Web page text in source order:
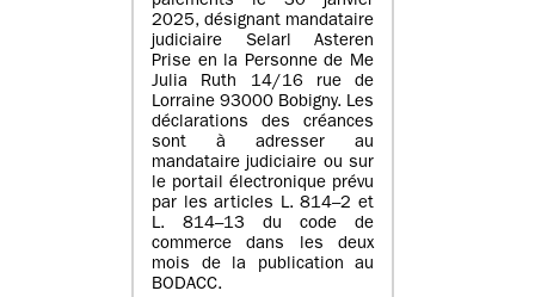
2025, désignant mandataire
judiciaire Selarl Asteren
Prise en la Personne de Me
Julia Ruth 14/16 rue de
Lorraine 93000 Bobigny. Les
déclarations des créances
sont à adresser au
mandataire judiciaire ou sur
le portail électronique prévu
par les articles L. 814–2 et
L. 814–13 du code de
commerce dans les deux
mois de la publication au
BODACC.